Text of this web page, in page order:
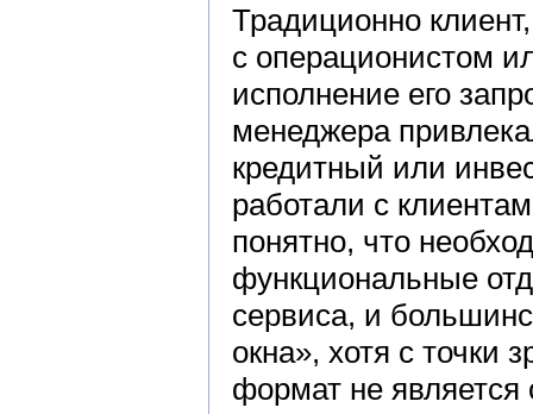
Традиционно
с операционистом
исполнение его
менеджера
кредитный или
работали с
понятно, что
функциональные
сервиса, и
окна», хотя с точки
формат не